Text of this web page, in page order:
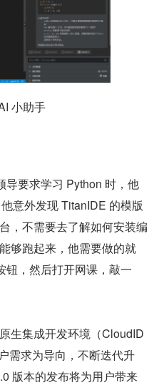
小助手
导要求学习 Python 时，他
意外发现 TitanIDE 的模版
，不需要去了解如何安装编
够跑起来，他需要做的就
钮，然后打开网课，敲一
生集成开发环境（CloudID
需求为导向，不断迭代升
版本的发布将为用户带来